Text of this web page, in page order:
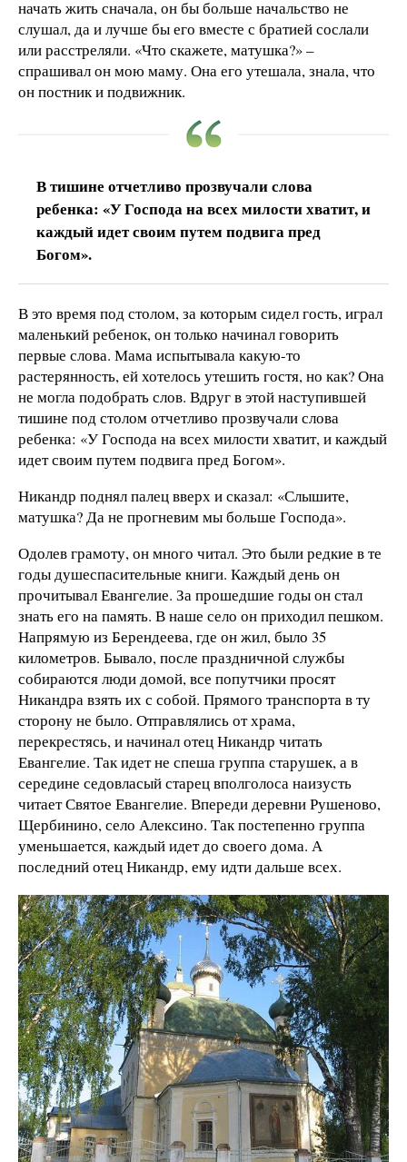
начать жить сначала, он бы больше начальство не
слушал, да и лучше бы его вместе с братией сослали
или расстреляли. «Что скажете, матушка?» –
спрашивал он мою маму. Она его утешала, знала, что
он постник и подвижник.
В тишине отчетливо прозвучали слова
ребенка: «У Господа на всех милости хватит, и
каждый идет своим путем подвига пред
Богом».
В это время под столом, за которым сидел гость, играл
маленький ребенок, он только начинал говорить
первые слова. Мама испытывала какую-то
растерянность, ей хотелось утешить гостя, но как? Она
не могла подобрать слов. Вдруг в этой наступившей
тишине под столом отчетливо прозвучали слова
ребенка: «У Господа на всех милости хватит, и каждый
идет своим путем подвига пред Богом».
Никандр поднял палец вверх и сказал: «Слышите,
матушка? Да не прогневим мы больше Господа».
Одолев грамоту, он много читал. Это были редкие в те
годы душеспасительные книги. Каждый день он
прочитывал Евангелие. За прошедшие годы он стал
знать его на память. В наше село он приходил пешком.
Напрямую из Берендеева, где он жил, было 35
километров. Бывало, после праздничной службы
собираются люди домой, все попутчики просят
Никандра взять их с собой. Прямого транспорта в ту
сторону не было. Отправлялись от храма,
перекрестясь, и начинал отец Никандр читать
Евангелие. Так идет не спеша группа старушек, а в
середине седовласый старец вполголоса наизусть
читает Святое Евангелие. Впереди деревни Рушеново,
Щербинино, село Алексино. Так постепенно группа
уменьшается, каждый идет до своего дома. А
последний отец Никандр, ему идти дальше всех.